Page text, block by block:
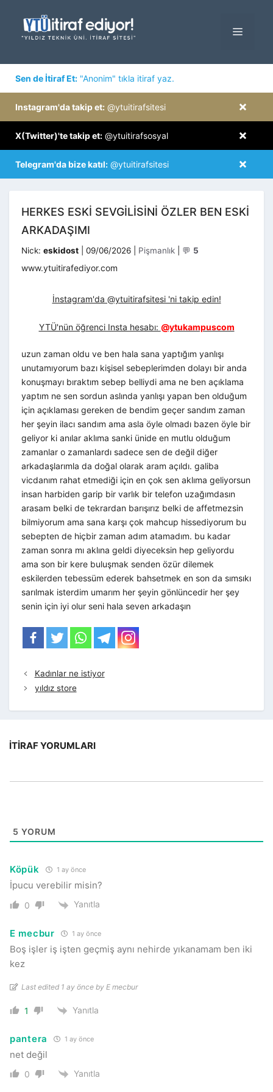
MENÜ
Sen de İtiraf Et: "Anonim" tıkla itiraf yaz.
×
Instagram'da takip et: @ytuitirafsitesi
×
X(Twitter)'te takip et: @ytuitirafsosyal
×
Telegram'da bize katıl: @ytuitirafsitesi
HERKES ESKI SEVGILISINI ÖZLER BEN ESKI
ARKADAŞIMI
Nick: eskidost 09/06/2026 Kategoriler
Pişmanlık 💬 5
www.ytuitirafediyor.com
İnstagram'da @ytuitirafsitesi 'ni takip edin!
YTÜ'nün öğrenci Insta hesabı: @ytukampuscom
uzun zaman oldu ve ben hala sana yaptığım yanlışı
unutamıyorum bazı kişisel sebeplerimden dolayı bir anda
konuşmayı bıraktım sebep belliydi ama ne ben açıklama
yaptım ne sen sordun aslında yanlışı yapan ben olduğum
için açıklaması gereken de bendim geçer sandım zaman
her şeyin ilacı sandım ama asla öyle olmadı bazen öyle bir
geliyor ki anılar aklıma sanki ünide en mutlu olduğum
zamanlar o zamanlardı sadece sen de değil diğer
arkadaşlarımla da doğal olarak aram açıldı. galiba
vicdanım rahat etmediği için en çok sen aklıma geliyorsun
insan harbiden garip bir varlık bir telefon uzağımdasın
arasam belki de tekrardan barışırız belki de affetmezsin
bilmiyorum ama sana karşı çok mahcup hissediyorum bu
sebepten de hiçbir zaman adım atamadım. bu kadar
zaman sonra mı aklına geldi diyeceksin hep geliyordu
ama son bir kere buluşmak senden özür dilemek
eskilerden tebessüm ederek bahsetmek en son da sımsıkı
sarılmak isterdim umarım her şeyin gönlüncedir her şey
senin için iyi olur seni hala seven arkadaşın
Kadınlar ne istiyor
yıldız store
İTIRAF YORUMLARI
5 YORUM
Köpük 1 ay önce
İpucu verebilir misin?
0 Yanıtla
E mecbur 1 ay önce
Boş işler iş işten geçmiş aynı nehirde yıkanamam ben iki
kez
Last edited 1 ay önce by E mecbur
1 Yanıtla
pantera 1 ay önce
net değil
0 Yanıtla